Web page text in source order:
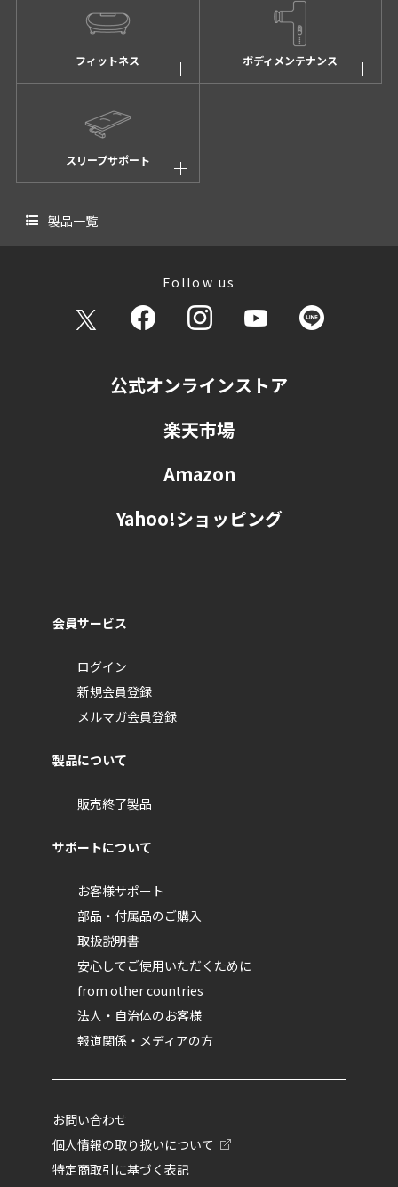
フィットネス ボディメンテナンス
スリープサポート
製品一覧
Follow us
公式オンラインストア
楽天市場
Amazon
Yahoo!ショッピング
会員サービス
ログイン
新規会員登録
メルマガ会員登録
製品について
販売終了製品
サポートについて
お客様サポート
部品・付属品のご購入
取扱説明書
安心してご使用いただくために
from other countries
法人・自治体のお客様
報道関係・メディアの方
お問い合わせ
個人情報の取り扱いについて
特定商取引に基づく表記